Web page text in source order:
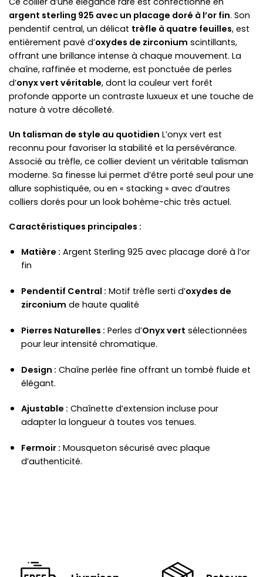
argent sterling 925 avec un placage doré à l’or fin. Son
pendentif central, un délicat trèfle à quatre feuilles, est
entièrement pavé d’oxydes de zirconium scintillants,
offrant une brillance intense à chaque mouvement. La
chaîne, raffinée et moderne, est ponctuée de perles
d’onyx vert véritable, dont la couleur vert forêt
profonde apporte un contraste luxueux et une touche de
nature à votre décolleté.
Un talisman de style au quotidien L’onyx vert est
reconnu pour favoriser la stabilité et la persévérance.
Associé au trèfle, ce collier devient un véritable talisman
moderne. Sa finesse lui permet d’être porté seul pour une
allure sophistiquée, ou en « stacking » avec d’autres
colliers dorés pour un look bohème-chic très actuel.
Caractéristiques principales :
Matière : Argent Sterling 925 avec placage doré à l’or
fin
Pendentif Central : Motif trèfle serti d’oxydes de
zirconium de haute qualité
Pierres Naturelles : Perles d’Onyx vert sélectionnées
pour leur intensité chromatique.
Design : Chaîne perlée fine offrant un tombé fluide et
élégant.
Ajustable : Chaînette d’extension incluse pour
adapter la longueur à toutes vos tenues.
Fermoir : Mousqueton sécurisé avec plaque
d’authenticité.